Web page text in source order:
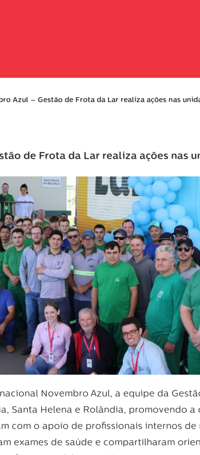
Azul – Gestão de Frota da Lar realiza ações nas
de Frota da Lar realiza ações nas
Novembro Azul, a equipe da
Santa Helena e Rolândia, promovendo
com o apoio de profissionais internos
exames de saúde e compartilharam